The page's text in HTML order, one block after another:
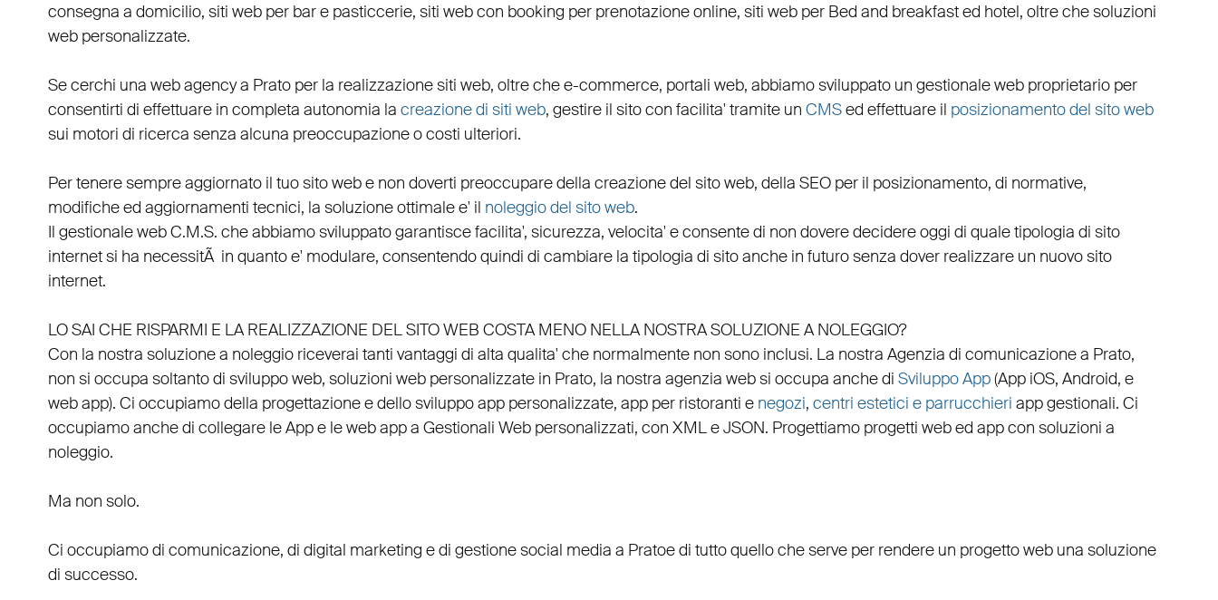
consegna a domicilio, siti web per bare pasticcerie, siti web con booking per prenotazione online, siti web per Bed and breakfast ed hotel, oltre chesoluzioni
web personalizzate.
Se cerchi una web agency a Pratoper la realizzazione siti web, oltre chee-commerce, portali web, abbiamo sviluppato un gestionale webproprietario per
consentirti di effettuare in completa autonomia la creazione di siti web, gestire il sito con facilita' tramite un CMSed effettuare il posizionamento del sito web
sui motori di ricerca senza alcuna preoccupazione o costi ulteriori.
Per tenere sempre aggiornato il tuo sito web e non doverti preoccupare della creazione del sito web, della SEOper il posizionamento, di normative,
modifiche ed aggiornamenti tecnici, la soluzione ottimale e' il noleggio del sito web.
Il gestionale web C.M.S. che abbiamo sviluppato garantiscefacilita', sicurezza, velocita' e consente di non dovere decidere oggi di quale tipologia di sito
internet si ha necessitÃ in quanto e' modulare, consentendo quindi di cambiare la tipologia di sito anche in futuro senza dover realizzare un nuovo sito
internet.
LO SAI CHE RISPARMI E LA REALIZZAZIONE DEL SITO WEB COSTA MENO NELLA NOSTRA SOLUZIONE A NOLEGGIO?
Con la nostra soluzione a noleggio riceverai tanti vantaggi di alta qualita' che normalmente non sono inclusi. La nostra Agenzia di comunicazione a Prato,
non si occupa soltanto di sviluppo web, soluzioni web personalizzate in Prato, la nostra agenzia websi occupa anche di Sviluppo App(App iOS, Android, e
web app). Ci occupiamo della progettazionee dellosviluppo app personalizzate, app per ristoranti e negozi, centri estetici e parrucchieri app gestionali. Ci
occupiamo anche di collegareleAppe leweb appa Gestionali Web personalizzati, con XMLeJSON. Progettiamo progetti webed appcon soluzioni a
noleggio.
Ma non solo.
Ci occupiamo di comunicazione, di digital marketing e di gestione social media a Pratoe di tutto quello che serve per rendere un progetto web una soluzione
di successo.